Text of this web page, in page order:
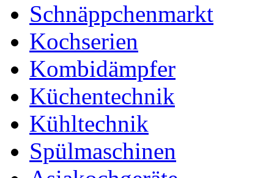
Schnäppchenmarkt
Kochserien
Kombidämpfer
Küchentechnik
Kühltechnik
Spülmaschinen